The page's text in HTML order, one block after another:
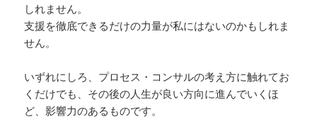
しれません。
支援を徹底できるだけの力量が私にはないのかもしれま
せん。
いずれにしろ、プロセス・コンサルの考え方に触れてお
くだけでも、その後の人生が良い方向に進んでいくほ
ど、影響力のあるものです。